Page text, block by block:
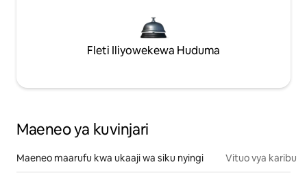
Fleti Iliyowekewa Huduma
Maeneo ya kuvinjari
Maeneo maarufu kwa ukaaji wa siku nyingi Vituo vya karibu